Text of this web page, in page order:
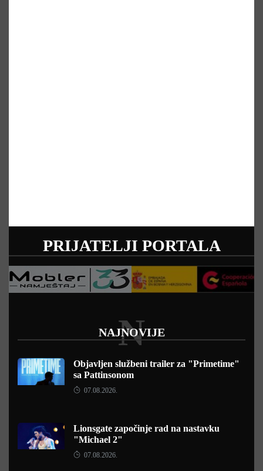
PRIJATELJI PORTALA
NAJNOVIJE
N
Objavljen službeni trailer za "Primetime"
sa Pattinsonom
07.08.2026.
Lionsgate započinje rad na nastavku
"Michael 2"
07.08.2026.